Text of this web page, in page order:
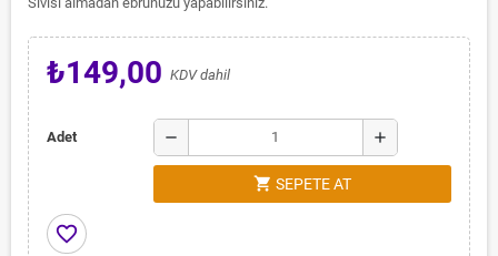
₺149,00 KDV dahil
Adet remove add
shopping_cart SEPETE AT
favorite_border